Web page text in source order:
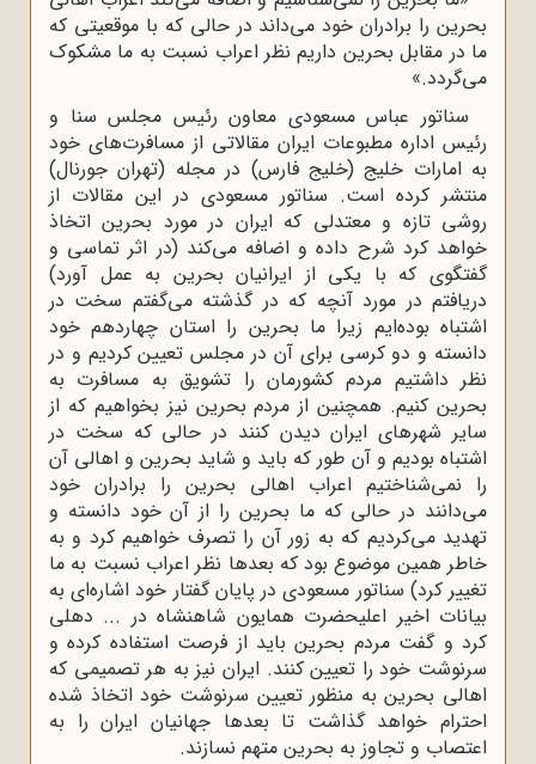
بحرین را برادران خود می‌داند در حالی که با موقعیتی که
ما در مقابل بحرین داریم نظر اعراب نسبت به ما مشکوک
می‌گردد.»
سناتور عباس مسعودی معاون رئیس مجلس سنا و
رئیس اداره مطبوعات ایران مقالاتی از مسافرت‌های خود
به امارات خلیج (خلیج فارس) در مجله (تهران جورنال)
منتشر کرده است. سناتور مسعودی در این مقالات از
روشی تازه و معتدلی که ایران در مورد بحرین اتخاذ
خواهد کرد شرح داده و اضافه می‌کند (در اثر تماسی و
گفتگوی که با یکی از ایرانیان بحرین به عمل آورد)
دریافتم در مورد آنچه که در گذشته می‌گفتم سخت در
اشتباه بوده‌ایم زیرا ما بحرین را استان چهاردهم خود
دانسته و دو کرسی برای آن در مجلس تعیین کردیم و در
نظر داشتیم مردم کشورمان را تشویق به مسافرت به
بحرین کنیم. همچنین از مردم بحرین نیز بخواهیم که از
سایر شهرهای ایران دیدن کنند در حالی که سخت در
اشتباه بودیم و آن طور که باید و شاید بحرین و اهالی آن
را نمی‌شناختیم اعراب اهالی بحرین را برادران خود
می‌دانند در حالی که ما بحرین را از آن خود دانسته و
تهدید می‌کردیم که به زور آن را تصرف خواهیم کرد و به
خاطر همین موضوع بود که بعدها نظر اعراب نسبت به ما
تغییر کرد) سناتور مسعودی در پایان گفتار خود اشاره‌ای به
بیانات اخیر اعلیحضرت همایون شاهنشاه در ... دهلی
کرد و گفت مردم بحرین باید از فرصت استفاده کرده و
سرنوشت خود را تعیین کنند. ایران نیز به هر تصمیمی که
اهالی بحرین به منظور تعیین سرنوشت خود اتخاذ شده
احترام خواهد گذاشت تا بعدها جهانیان ایران را به
اعتصاب و تجاوز به بحرین متهم نسازند.